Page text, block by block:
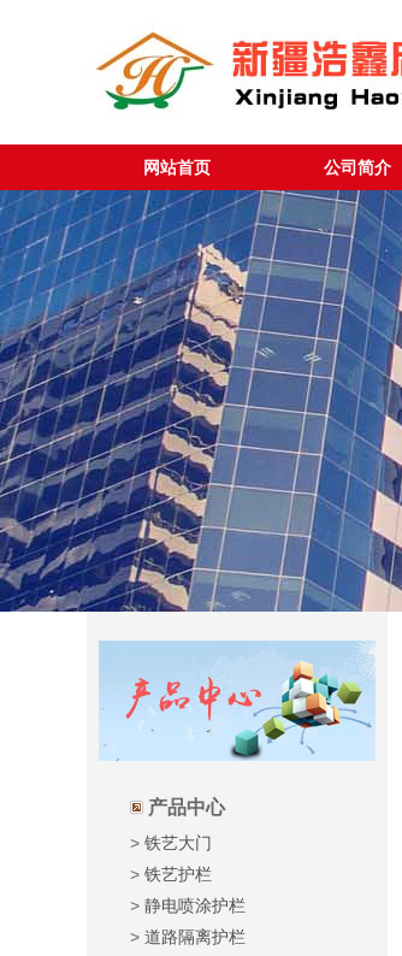
网站首页 公司简介
产品中心
> 铁艺大门
> 铁艺护栏
> 静电喷涂护栏
> 道路隔离护栏